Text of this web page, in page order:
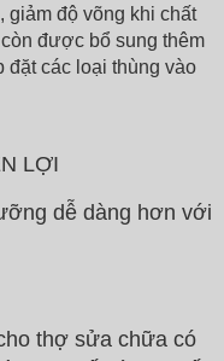
giảm độ võng khi chất
được bổ sung thêm
đặt các loại thùng vào
LỢI
dễ dàng hơn với
thợ sửa chữa có